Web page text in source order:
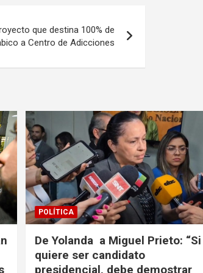
que destina 100% de
a Centro de Adicciones
POLÍTICA
De Yolanda a Miguel Prieto: “Si
quiere ser candidato
presidencial, debe demostrar